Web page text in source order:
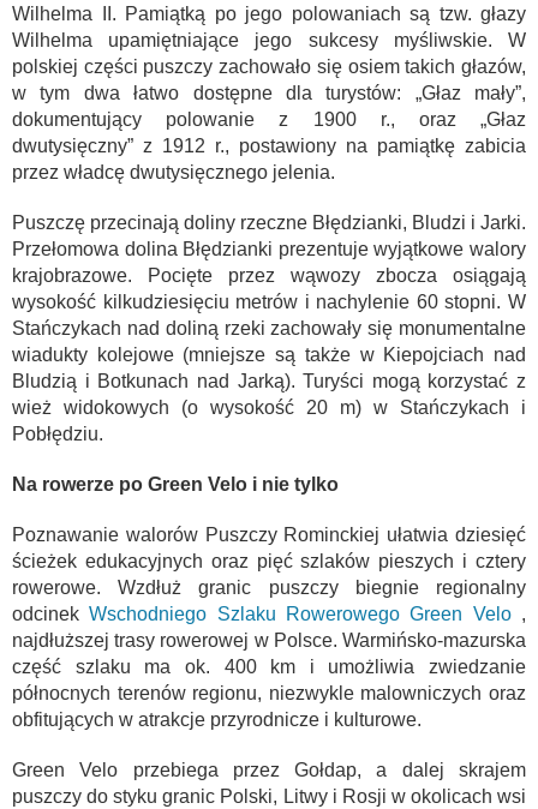
Wilhelma II. Pamiątką po jego polowaniach są tzw. głazy
Wilhelma upamiętniające jego sukcesy myśliwskie. W
polskiej części puszczy zachowało się osiem takich głazów,
w tym dwa łatwo dostępne dla turystów: „Głaz mały”,
dokumentujący polowanie z 1900 r., oraz „Głaz
dwutysięczny” z 1912 r., postawiony na pamiątkę zabicia
przez władcę dwutysięcznego jelenia.
Puszczę przecinają doliny rzeczne Błędzianki, Bludzi i Jarki.
Przełomowa dolina Błędzianki prezentuje wyjątkowe walory
krajobrazowe. Pocięte przez wąwozy zbocza osiągają
wysokość kilkudziesięciu metrów i nachylenie 60 stopni. W
Stańczykach nad doliną rzeki zachowały się monumentalne
wiadukty kolejowe (mniejsze są także w Kiepojciach nad
Bludzią i Botkunach nad Jarką). Turyści mogą korzystać z
wież widokowych (o wysokość 20 m) w Stańczykach i
Pobłędziu.
Na rowerze po Green Velo i nie tylko
Poznawanie walorów Puszczy Rominckiej ułatwia dziesięć
ścieżek edukacyjnych oraz pięć szlaków pieszych i cztery
rowerowe. Wzdłuż granic puszczy biegnie regionalny
odcinekWschodniego Szlaku Rowerowego Green Velo,
najdłuższej trasy rowerowej w Polsce. Warmińsko-mazurska
część szlaku ma ok. 400 km i umożliwia zwiedzanie
północnych terenów regionu, niezwykle malowniczych oraz
obfitujących w atrakcje przyrodnicze i kulturowe.
Green Velo przebiega przez Gołdap, a dalej skrajem
puszczy do styku granic Polski, Litwy i Rosji w okolicach wsi